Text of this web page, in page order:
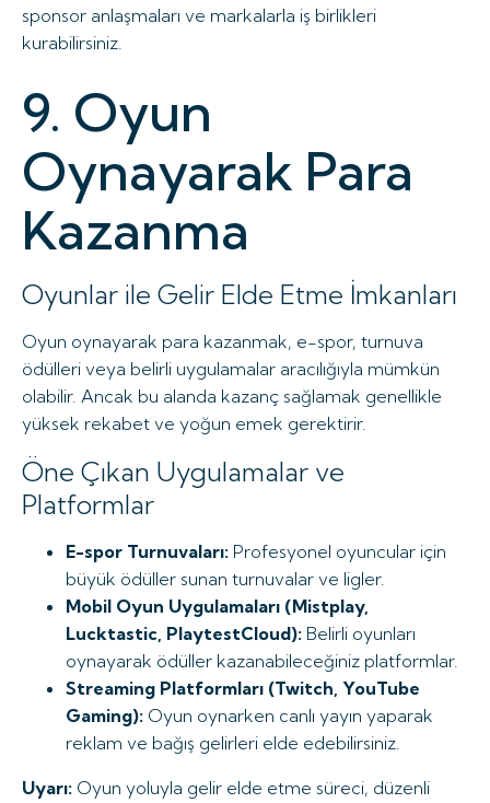
sponsor anlaşmaları ve markalarla iş birlikleri
kurabilirsiniz.
9. Oyun
Oynayarak Para
Kazanma
Oyunlar ile Gelir Elde Etme İmkanları
Oyun oynayarak para kazanmak, e-spor, turnuva
ödülleri veya belirli uygulamalar aracılığıyla mümkün
olabilir. Ancak bu alanda kazanç sağlamak genellikle
yüksek rekabet ve yoğun emek gerektirir.
Öne Çıkan Uygulamalar ve
Platformlar
E-spor Turnuvaları: Profesyonel oyuncular için
büyük ödüller sunan turnuvalar ve ligler.
Mobil Oyun Uygulamaları (Mistplay,
Lucktastic, PlaytestCloud): Belirli oyunları
oynayarak ödüller kazanabileceğiniz platformlar.
Streaming Platformları (Twitch, YouTube
Gaming): Oyun oynarken canlı yayın yaparak
reklam ve bağış gelirleri elde edebilirsiniz.
Uyarı: Oyun yoluyla gelir elde etme süreci, düzenli